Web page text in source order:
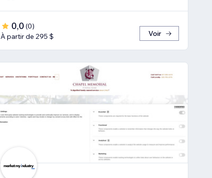
0,0 (0)
À partir de 295 $
Voir